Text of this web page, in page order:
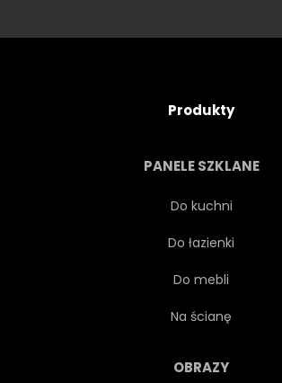
Produkty
PANELE SZKLANE
Do kuchni
Do łazienki
Do mebli
Na ścianę
OBRAZY